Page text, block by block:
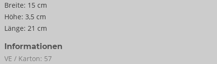
Breite: 15 cm
Höhe: 3,5 cm
Länge: 21 cm
Informationen
VE / Karton: 57